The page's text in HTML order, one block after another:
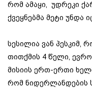
რომ ამაყი, უდრეკი
ქვეყნებმა მეტი უნდა
სესილია ვან პესკიმ,
თითქმის 4 წელი,
მისიის ერთ-ერთი
რომ ნიდერლანდების